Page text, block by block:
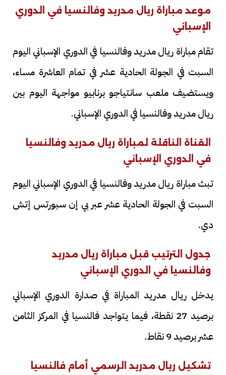
موعد مباراة ريال مدريد وفالنسيا في الدوري
الإسباني
تقام مباراة ريال مدريد وفالنسيا في الدوري الإسباني اليوم
السبت في الجولة الحادية عشر في تمام العاشرة مساء،
ويستضيف ملعب سانتياجو برنابيو مواجهة اليوم بين
ريال مدريد وفالنسيا في الدوري الإسباني.
القناة الناقلة لمباراة ريال مدريد وفالنسيا
في الدوري الإسباني
تبث مباراة ريال مدريد وفالنسيا في الدوري الإسباني اليوم
السبت في الجولة الحادية عشر عبر بي إن سبورتس إتش
دي.
جدول الترتيب قبل مباراة ريال مدريد
وفالنسيا في الدوري الإسباني
يدخل ريال مدريد المباراة في صدارة الدوري الإسباني
برصيد 27 نقطة، فيما يتواجد فالنسيا في المركز الثامن
عشر برصيد 9 نقاط.
تشكيل ريال مدريد الرسمي أمام فالنسيا